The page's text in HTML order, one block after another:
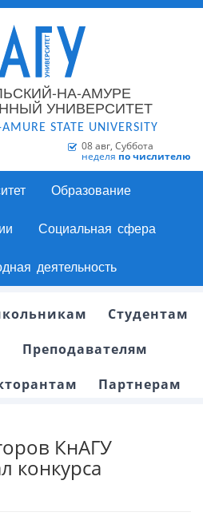
НА-АМУРЕ
УНИВЕРСИТЕТ
STATE UNIVERSITY
08 авг, Суббота
неделя по числителю
Образование
Социальная сфера
деятельность
Студентам
Преподавателям
Партнерам
КнАГУ
конкурса